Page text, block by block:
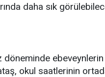
daha sık
okul saatlerinin